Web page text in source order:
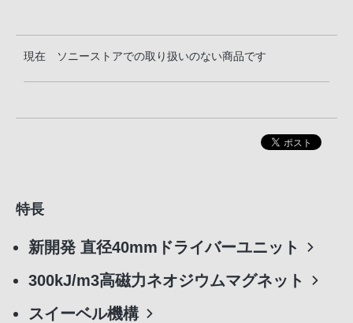
現在 ソニーストアでの取り扱いのない商品です
特長
新開発 直径40mmドライバーユニット
300kJ/m3高磁力ネオジウムマグネット
スイーベル機構